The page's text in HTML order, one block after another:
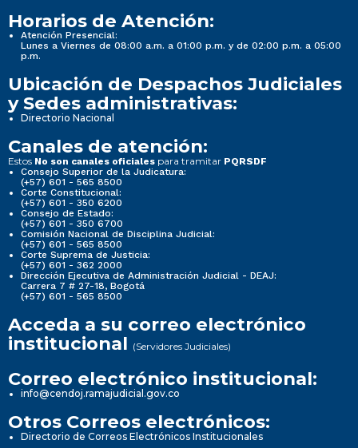
Horarios de Atención:
Atención Presencial:
Lunes a Viernes de 08:00 a.m. a 01:00 p.m. y de 02:00 p.m. a 05:00
p.m.
Ubicación de Despachos Judiciales
y Sedes administrativas:
Directorio Nacional
Canales de atención:
Estos No son canales oficiales para tramitar PQRSDF
Consejo Superior de la Judicatura:
(+57) 601 - 565 8500
Corte Constitucional:
(+57) 601 - 350 6200
Consejo de Estado:
(+57) 601 - 350 6700
Comisión Nacional de Disciplina Judicial:
(+57) 601 - 565 8500
Corte Suprema de Justicia:
(+57) 601 - 362 2000
Dirección Ejecutiva de Administración Judicial - DEAJ:
Carrera 7 # 27-18, Bogotá
(+57) 601 - 565 8500
Acceda a su correo electrónico
institucional (Servidores Judiciales)
Correo electrónico institucional:
info@cendoj.ramajudicial.gov.co
Otros Correos electrónicos:
Directorio de Correos Electrónicos Institucionales